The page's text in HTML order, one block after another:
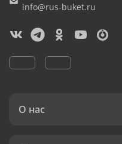
info@rus-buket.ru
О нас